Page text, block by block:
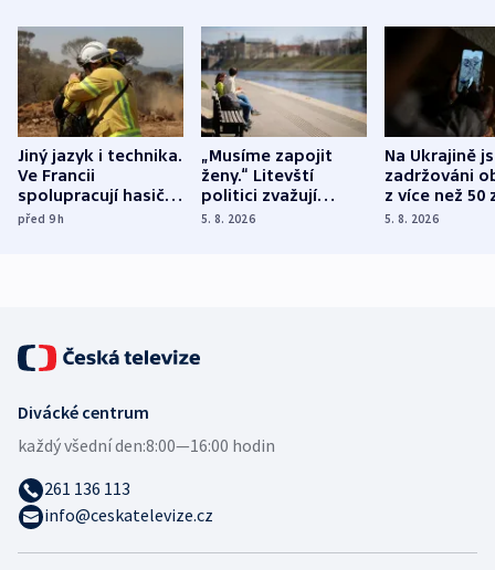
Jiný jazyk i technika.
Ve Francii
spolupracují hasiči z
různých zemí
před 9h
„Musíme zapojit
ženy.“ Litevští
politici zvažují
dohodu o
5. 8. 2026
Na Ukrajině
zadržováni
z více než 50
Bojovali na
5. 8. 2026
Divácké centrum
každý všední den:8:00—16:00 hodin
261 136 113
info@ceskatelevize.cz